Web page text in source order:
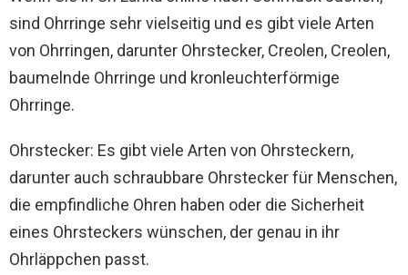
sind Ohrringe sehr vielseitig und es gibt viele Arten
von Ohrringen, darunter Ohrstecker, Creolen, Creolen,
baumelnde Ohrringe und kronleuchterförmige
Ohrringe.
Ohrstecker: Es gibt viele Arten von Ohrsteckern,
darunter auch schraubbare Ohrstecker für Menschen,
die empfindliche Ohren haben oder die Sicherheit
eines Ohrsteckers wünschen, der genau in ihr
Ohrläppchen passt.